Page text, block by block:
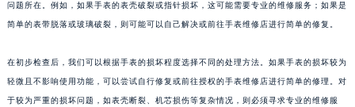
问题所在。例如，如果手表的表壳破裂或指针损坏，这可能需要专业的维修服务；如果是
简单的表带脱落或玻璃破裂，则可能可以自己解决或前往手表维修店进行简单的修复。
在初步检查后，我们可以根据手表的损坏程度选择不同的处理方法。如果手表的损坏较为
轻微且不影响使用功能，可以尝试自行修复或前往授权的手表维修店进行简单的修理。对
于较为严重的损坏问题，如表壳断裂、机芯损伤等复杂情况，则必须寻求专业的维修服